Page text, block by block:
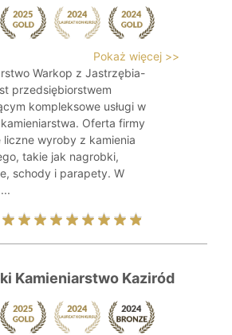
Pokaż więcej >>
Warkop z Jastrzębia-
przedsiębiorstwem
kompleksowe usługi w
Oferta firmy
liczne wyroby z kamienia
takie jak nagrobki,
schody i parapety. W
Kamieniarstwo Kaziród